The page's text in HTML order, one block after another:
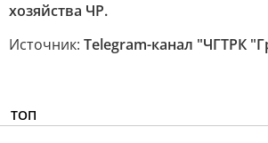
хозяйства ЧР.
Источник: Telegram-канал "ЧГТРК
ТОП